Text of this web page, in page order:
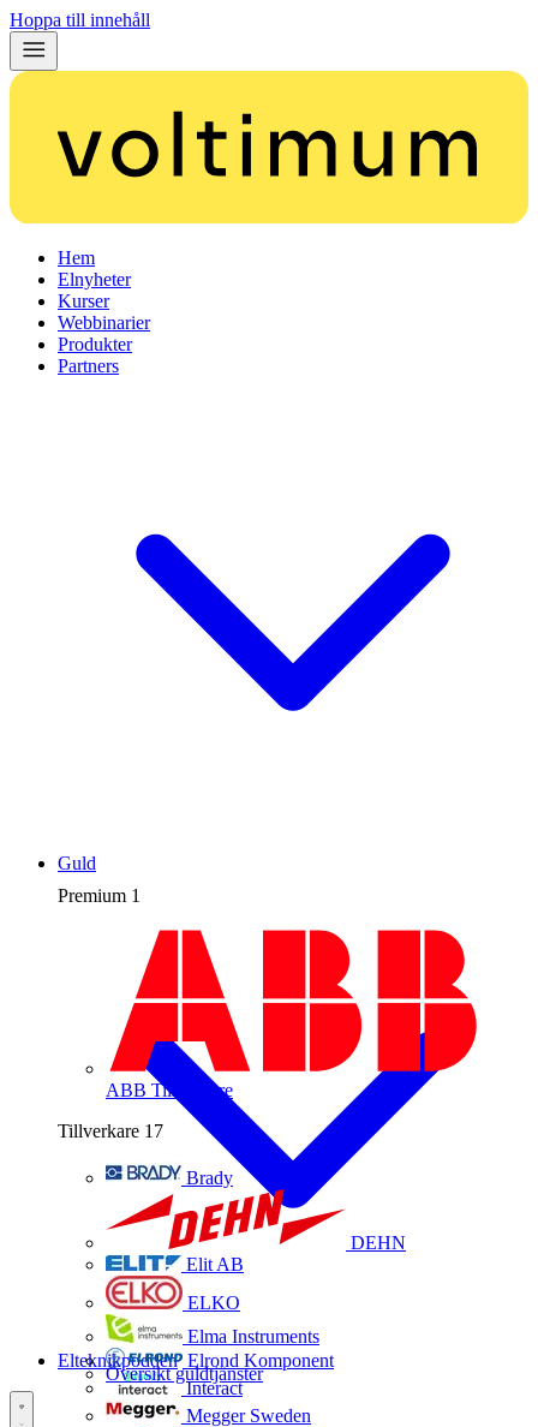
Hoppa till innehåll
Hem
Elnyheter
Kurser
Webbinarier
Produkter
Partners
Premium 1
ABB Tillverkare
Tillverkare 17
Brady
DEHN
Elit AB
ELKO
Elma Instruments
Elrond Komponent
Interact
Megger Sweden
Guld
Översikt guldtjänster
Elteknikpodden